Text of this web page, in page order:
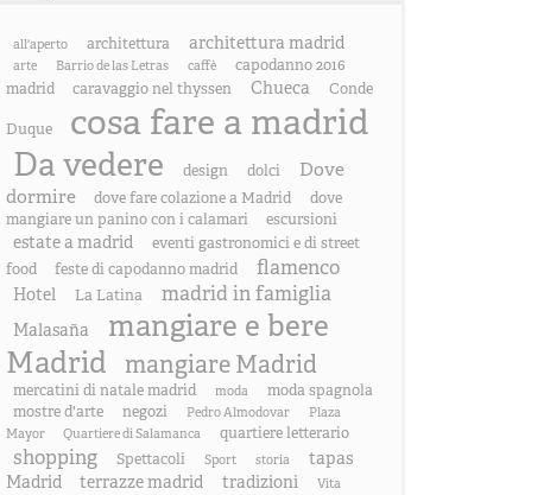
all'aperto architettura architettura madrid
arte Barrio de las Letras caffè
capodanno 2016
madrid
caravaggio nel thyssen Chueca Conde
Duque cosa fare a madrid
Da vedere design dolci
Dove
dormire
dove fare colazione a Madrid
dove
mangiare un panino con i calamari
escursioni
estate a madrid
eventi gastronomici e di street
food
feste di capodanno madrid flamenco
Hotel La Latina madrid in famiglia
Malasaña
mangiare e bere
Madrid
mangiare Madrid
mercatini di natale madrid moda
moda spagnola
mostre d'arte
negozi Pedro Almodovar
Plaza
Mayor
Quartiere di Salamanca quartiere letterario
shopping Spettacoli Sport storia
tapas
Madrid
terrazze madrid tradizioni
Vita